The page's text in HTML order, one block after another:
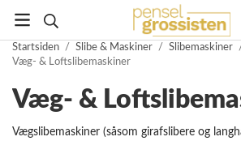
Startsiden / Slibe & Maskiner / Slibemaskiner
Væg- & Loftslibemaskiner
Væg- &
Vægslibemaskiner (såsom girafslibere og